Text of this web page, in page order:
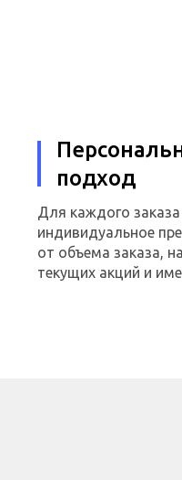
подход
Для каждого
индивидуальное
от объема заказа,
текущих акций и